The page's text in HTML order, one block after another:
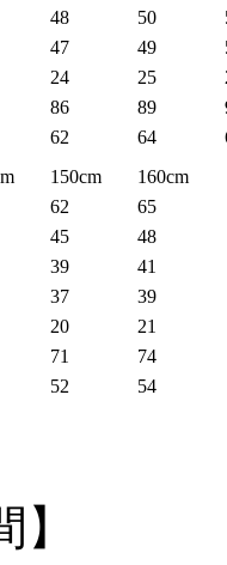
48 50
47 49
24 25
86 89
62 64
150cm
160cm
62
65
45
48
39
41
37
39
20
21
71
74
52 54